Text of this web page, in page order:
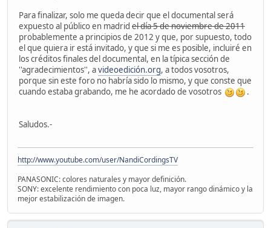
Para finalizar, solo me queda decir que el documental será
expuesto al público en madrid el día 5 de noviembre de 2011
probablemente a principios de 2012 y que, por supuesto, todo
el que quiera ir está invitado, y que si me es posible, incluiré en
los créditos finales del documental, en la típica sección de
''agradecimientos'', avideoedición.org, a todos vosotros,
porque sin este foro no habría sido lo mismo, y que conste que
cuando estaba grabando, me he acordado de vosotros
.
Saludos.-
http://www.youtube.com/user/NandiCordingsTV
PANASONIC: colores naturales y mayor definición.
SONY: excelente rendimiento con poca luz, mayor rango dinámico y la
mejor estabilización de imagen.